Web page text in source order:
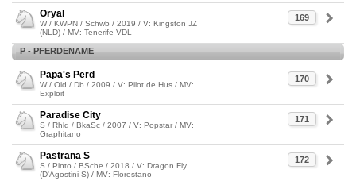
169
Oryal
W / KWPN / Schwb / 2019 / V: Kingston JZ
(NLD) / MV: Tenerife VDL
P - PFERDENAME
170
Papa's Perd
W / Old / Db / 2009 / V: Pilot de Hus / MV:
Exploit
171
Paradise City
S / Rhld / BkaSc / 2007 / V: Popstar / MV:
Graphitano
172
Pastrana S
S / Pinto / BSche / 2018 / V: Dragon Fly
(D'Agostini S) / MV: Florestano